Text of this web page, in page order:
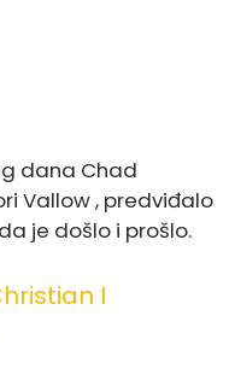
dana Chad
Vallow , predviđalo
je došlo i prošlo.
I